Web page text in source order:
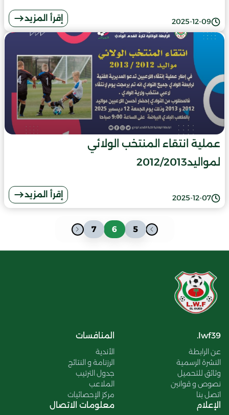
2025-12-09 إقرأ المزيد
عملية انتقاء المنتخب الولائي
لمواليد2012/2013
2025-12-07 إقرأ المزيد
5
6
7
lwf39.
عن الرابطة
النشرة الرسمية
وثائق للتحميل
نصوص و قوانين
اتصل بنا
المنافسات
الأندية
الرزنامة و النتائج
جدول الترتيب
الملاعب
مركز الإحصائيات
الإعلام معلومات الاتصال